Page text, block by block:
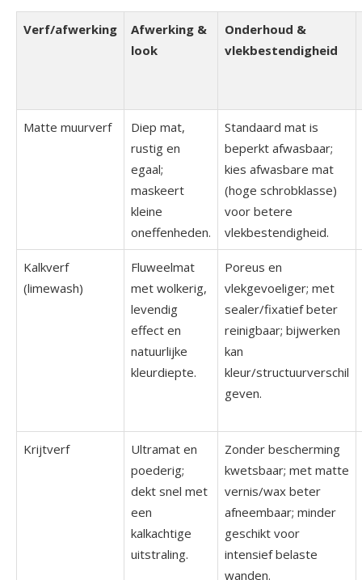
Verf/afwerking
Afwerking &
look
Onderhoud &
vlekbestendigheid
Matte muurverf
Diep mat,
rustig en
egaal;
maskeert
kleine
oneffenheden.
Standaard mat is
beperkt afwasbaar;
kies afwasbare mat
(hoge schrobklasse)
voor betere
vlekbestendigheid.
Kalkverf
(limewash)
Fluweelmat
met wolkerig,
levendig
effect en
natuurlijke
kleurdiepte.
Poreus en
vlekgevoeliger; met
sealer/fixatief beter
reinigbaar; bijwerken
kan
kleur/structuurverschil
geven.
Krijtverf
Ultramat en
poederig;
dekt snel met
een
kalkachtige
uitstraling.
Zonder bescherming
kwetsbaar; met matte
vernis/wax beter
afneembaar; minder
geschikt voor
intensief belaste
wanden.